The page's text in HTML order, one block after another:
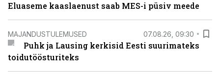
Eluaseme kaaslaenust saab MES-i püsiv meede
MAJANDUSTULEMUSED 07.08.26, 09:30
Puhk ja Lausing kerkisid Eesti suurimateks
toidutöösturiteks